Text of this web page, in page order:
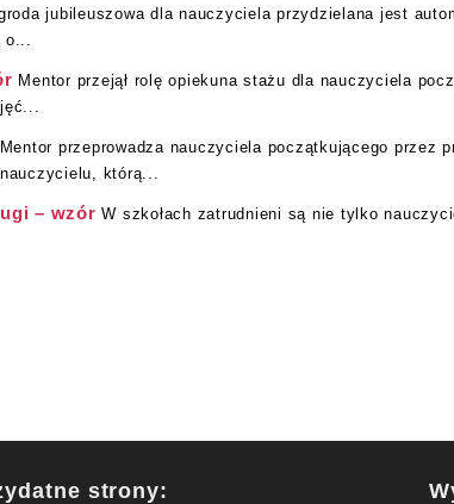
jubileuszowa dla nauczyciela przydzielana jest
Mentor przejął rolę opiekuna stażu dla nauczyciela
Mentor przeprowadza nauczyciela początkującego przez
którą...
– wzór W szkołach zatrudnieni są nie tylko
strony: